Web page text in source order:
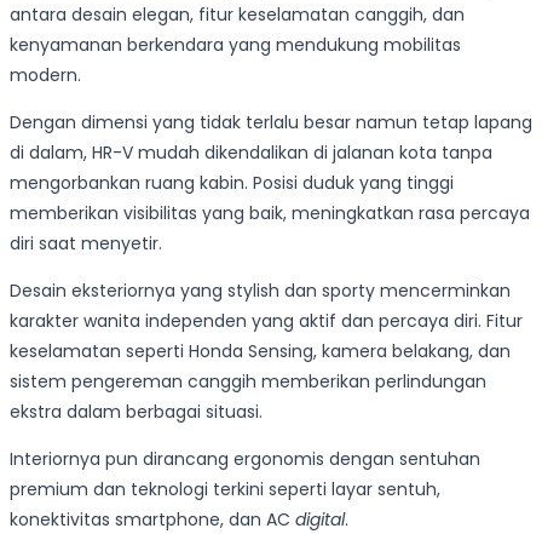
antara desain elegan, fitur keselamatan canggih, dan
kenyamanan berkendara yang mendukung mobilitas
modern.
Dengan dimensi yang tidak terlalu besar namun tetap lapang
di dalam, HR-V mudah dikendalikan di jalanan kota tanpa
mengorbankan ruang kabin. Posisi duduk yang tinggi
memberikan visibilitas yang baik, meningkatkan rasa percaya
diri saat menyetir.
Desain eksteriornya yang stylish dan sporty mencerminkan
karakter wanita independen yang aktif dan percaya diri. Fitur
keselamatan seperti Honda Sensing, kamera belakang, dan
sistem pengereman canggih memberikan perlindungan
ekstra dalam berbagai situasi.
Interiornya pun dirancang ergonomis dengan sentuhan
premium dan teknologi terkini seperti layar sentuh,
konektivitas smartphone, dan AC digital.